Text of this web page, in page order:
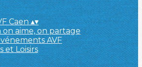
Caen▴▾
on aime, on partage
AVF
et Loisirs